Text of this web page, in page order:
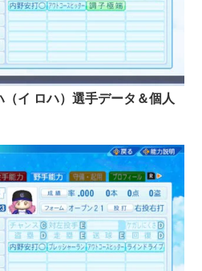
（イ ロハ）選手データ＆個人